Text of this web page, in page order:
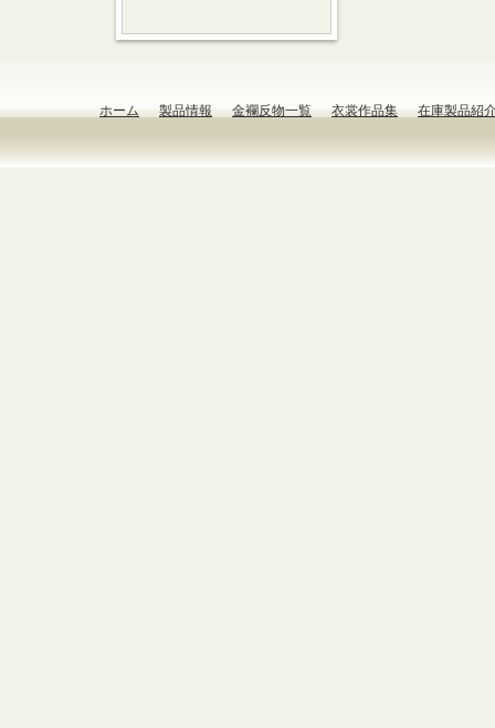
ホーム 製品情報 金襴反物一覧 衣裳作品集 在庫製品紹